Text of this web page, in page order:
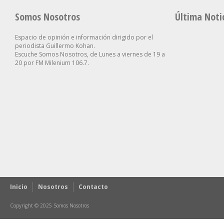
Somos Nosotros
Espacio de opinión e información dirigido por el
periodista Guillermo Kohan.
Escuche Somos Nosotros, de Lunes a viernes de 19 a
20 por FM Milenium 106.7.
Última
Inicio Nosotros Contacto
Copyright © 2025 Somos Nosotros